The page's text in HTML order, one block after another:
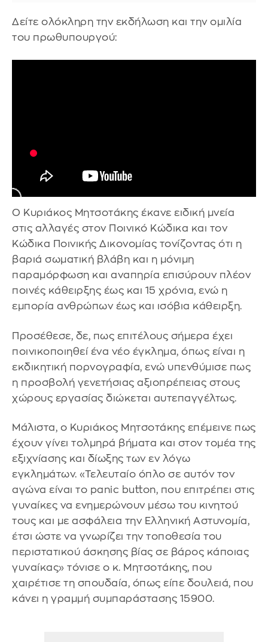
Δείτε ολόκληρη την εκδήλωση και την ομιλία
του πρωθυπουργού:
Ο Κυριάκος Μητσοτάκης έκανε ειδική μνεία
στις αλλαγές στον Ποινικό Κώδικα και τον
Κώδικα Ποινικής Δικονομίας τονίζοντας ότι η
βαριά σωματική βλάβη και η μόνιμη
παραμόρφωση και αναπηρία επισύρουν πλέον
ποινές κάθειρξης έως και 15 χρόνια, ενώ η
εμπορία ανθρώπων έως και ισόβια κάθειρξη.
Προσέθεσε, δε, πως επιτέλους σήμερα έχει
ποινικοποιηθεί ένα νέο έγκλημα, όπως είναι η
εκδικητική πορνογραφία, ενώ υπενθύμισε πως
η προσβολή γενετήσιας αξιοπρέπειας στους
χώρους εργασίας διώκεται αυτεπαγγέλτως.
Μάλιστα, ο Κυριάκος Μητσοτάκης επέμεινε πως
έχουν γίνει τολμηρά βήματα και στον τομέα της
εξιχνίασης και δίωξης των εν λόγω
εγκλημάτων. «Τελευταίο όπλο σε αυτόν τον
αγώνα είναι το panic button, που επιτρέπει στις
γυναίκες να ενημερώνουν μέσω του κινητού
τους και με ασφάλεια την Ελληνική Αστυνομία,
έτσι ώστε να γνωρίζει την τοποθεσία του
περιστατικού άσκησης βίας σε βάρος κάποιας
γυναίκας» τόνισε ο κ. Μητσοτάκης, που
χαιρέτισε τη σπουδαία, όπως είπε δουλειά, που
κάνει η γραμμή συμπαράστασης 15900.